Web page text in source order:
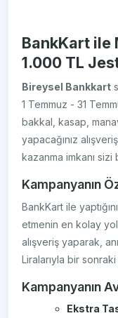
BankKart ile
1.000 TL
Bireysel Bankkart
1 Temmuz - 31
bakkal, kasap,
yapacağınız
kazanma imkanı sizi
Kampanyanın
BankKart ile
etmenin en kolay
alışveriş yaparak,
Liralarıyla bir sonraki
Kampanyanın
Ekstra